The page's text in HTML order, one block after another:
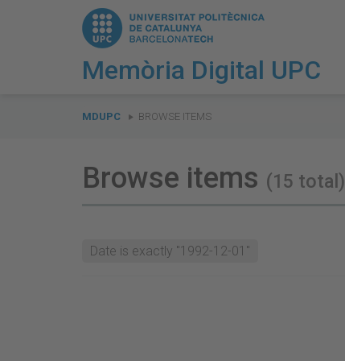
Memòria Digital UPC
are
MDUPC BROWSE ITEMS
Browse items (15 total)
Date is exactly "1992-12-01"